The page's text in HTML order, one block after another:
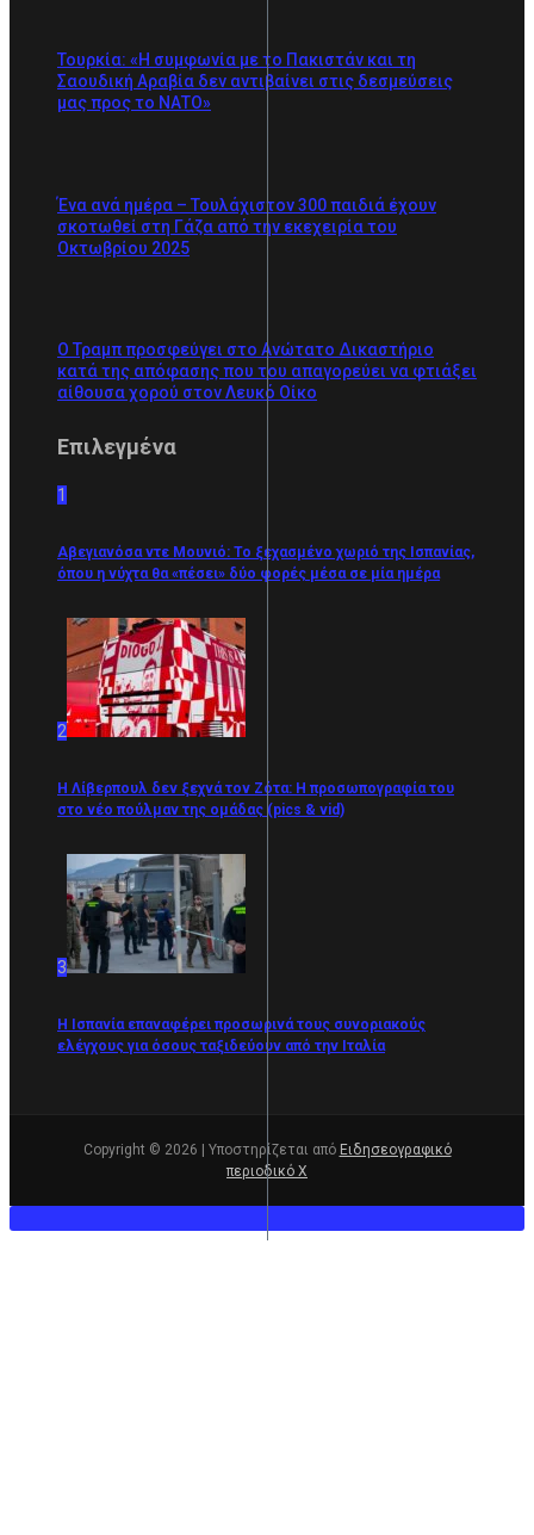
Τουρκία: «Η συμφωνία με το Πακιστάν και τη
Σαουδική Αραβία δεν αντιβαίνει στις δεσμεύσεις
μας προς το ΝΑΤΟ»
Ένα ανά ημέρα – Τουλάχιστον 300 παιδιά έχουν
σκοτωθεί στη Γάζα από την εκεχειρία του
Οκτωβρίου 2025
Ο Τραμπ προσφεύγει στο Ανώτατο Δικαστήριο
κατά της απόφασης που του απαγορεύει να φτιάξει
αίθουσα χορού στον Λευκό Οίκο
Επιλεγμένα
1
Αβεγιανόσα ντε Μουνιό: Το ξεχασμένο χωριό της Ισπανίας,
όπου η νύχτα θα «πέσει» δύο φορές μέσα σε μία ημέρα
2
Η Λίβερπουλ δεν ξεχνά τον Ζότα: Η προσωπογραφία του
στο νέο πούλμαν της ομάδας (pics & vid)
3
Η Ισπανία επαναφέρει προσωρινά τους συνοριακούς
ελέγχους για όσους ταξιδεύουν από την Ιταλία
Copyright © 2026 | Υποστηρίζεται από Ειδησεογραφικό
περιοδικό Χ